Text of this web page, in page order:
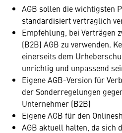
AGB sollen die wichtigsten
standardisiert vertraglich
Empfehlung, bei Verträgen
(B2B) AGB zu verwenden.
einerseits dem
unrichtig und unpassend
Eigene AGB-Version für
der Sonderregelungen
Unternehmer (B2B)
Eigene AGB für den
AGB aktuell halten, da sich